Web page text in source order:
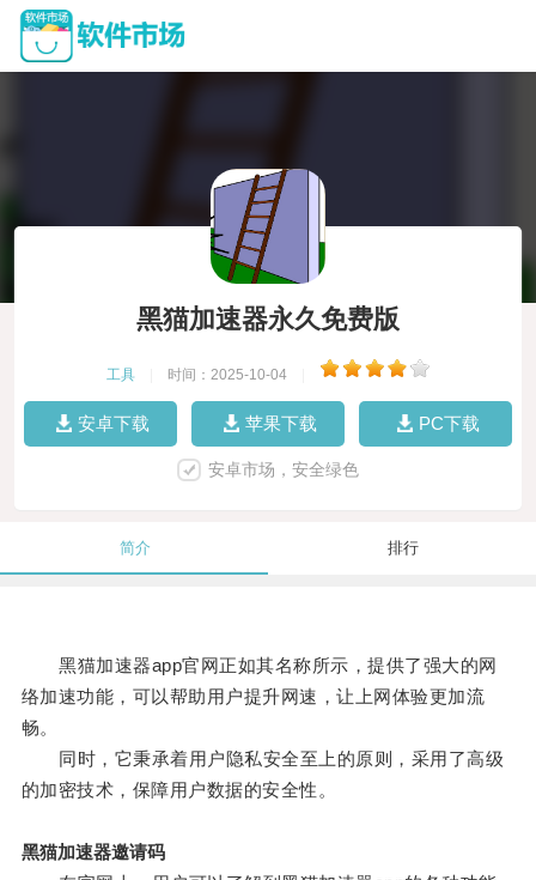
黑猫加速器永久免费版
工具 时间：2025-10-04
安卓下载 苹果下载 PC下载
安卓市场，安全绿色
简介 排行
黑猫加速器app官网正如其名称所示，提供了强大的网
络加速功能，可以帮助用户提升网速，让上网体验更加流
畅。
同时，它秉承着用户隐私安全至上的原则，采用了高级
的加密技术，保障用户数据的安全性。
黑猫加速器邀请码